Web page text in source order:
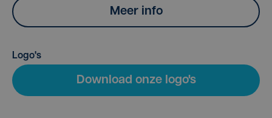
Meer info
Logo's
Download onze logo's